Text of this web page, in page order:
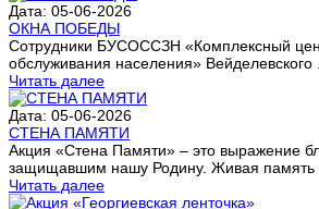
Дата: 05-06-2026
ОКНА ПОБЕДЫ
Сотрудники БУСОССЗН «Комплексный
обслуживания населения» Вейделевского
Читать далее
Дата: 05-06-2026
СТЕНА ПАМЯТИ
Акция «Стена Памяти» – это выражение
защищавшим нашу Родину. Живая память
Читать далее